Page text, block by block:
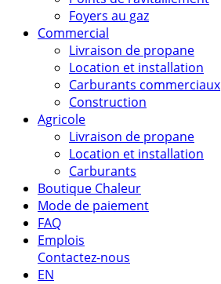
Foyers au gaz
Commercial
Livraison de propane
Location et installation
Carburants commerciaux
Construction
Agricole
Livraison de propane
Location et installation
Carburants
Boutique Chaleur
Mode de paiement
FAQ
Emplois
Contactez-nous
EN